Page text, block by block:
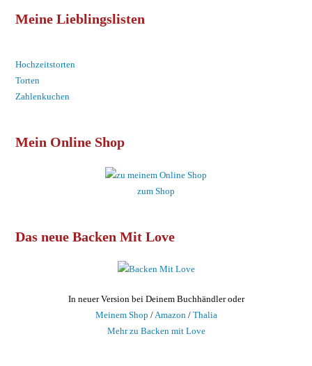
Meine Lieblingslisten
Hochzeitstorten
Torten
Zahlenkuchen
Mein Online Shop
zum Shop
Das neue Backen Mit Love
In neuer Version bei Deinem Buchhändler oder
Meinem Shop /Amazon/ Thalia
Mehr zu Backen mit Love